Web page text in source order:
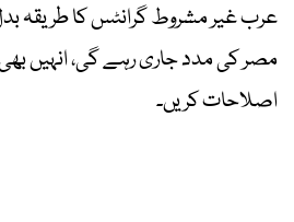
عرب غیر مشروط گرانٹس کا طریقہ بدل
مصر کی مدد جاری رہے گی، انہیں
اصلاحات کریں۔